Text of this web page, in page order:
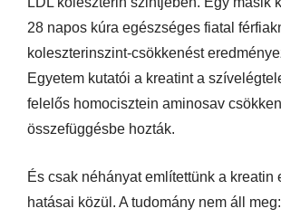
28 napos kúra egészséges fiatal
koleszterinszint-csökkenést
Egyetem kutatói a kreatint a
felelős homocisztein aminosav
összefüggésbe hozták.
És csak néhányat említettünk a kreatin
hatásai közül. A tudomány nem áll